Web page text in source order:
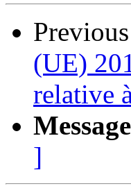
(UE)
relative
]